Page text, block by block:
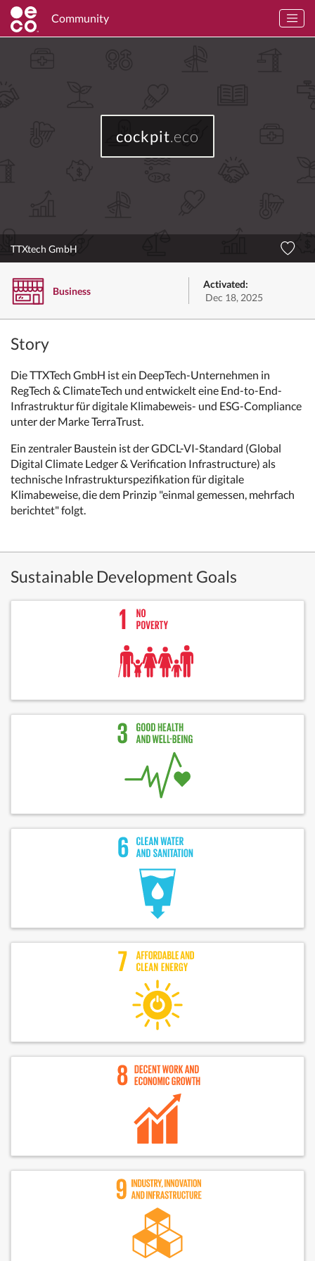
Community
cockpit.eco
TTXtech GmbH
Business
Activated:
Dec 18, 2025
Story
Die TTXTech GmbH ist ein DeepTech-Unternehmen in
RegTech & ClimateTech und entwickelt eine End-to-End-
Infrastruktur für digitale Klimabeweis- und ESG-Compliance
unter der Marke TerraTrust.
Ein zentraler Baustein ist der GDCL-VI-Standard (Global
Digital Climate Ledger & Verification Infrastructure) als
technische Infrastrukturspezifikation für digitale
Klimabeweise, die dem Prinzip "einmal gemessen, mehrfach
berichtet" folgt.
Sustainable Development Goals